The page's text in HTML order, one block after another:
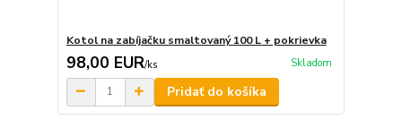
Kotol na zabíjačku smaltovaný 100 L + pokrievka
98,00 EUR/ks Skladom
Pridať do košíka